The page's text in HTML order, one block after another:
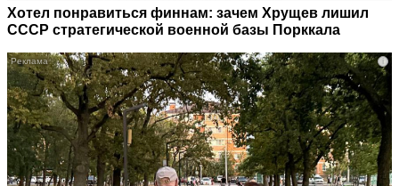
Хотел понравиться финнам: зачем Хрущев лишил
СССР стратегической военной базы Порккала